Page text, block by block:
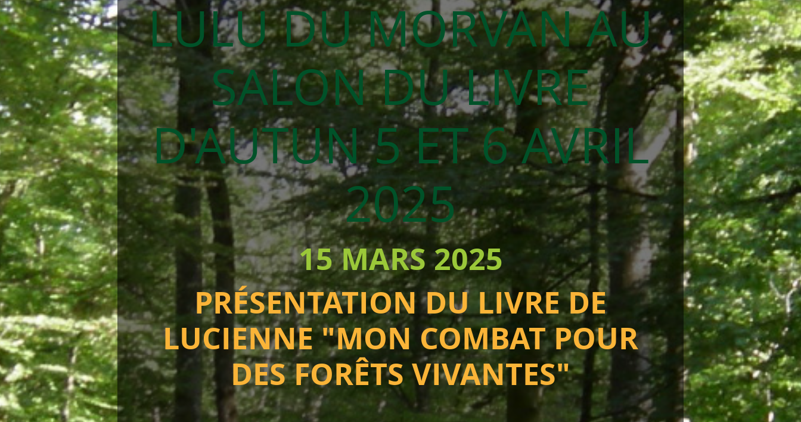
LULU DU MORVAN AU
SALON DU LIVRE
D'AUTUN 5 ET 6 AVRIL
2025
15 MARS 2025
PRÉSENTATION DU LIVRE DE
LUCIENNE "MON COMBAT POUR
DES FORÊTS VIVANTES"